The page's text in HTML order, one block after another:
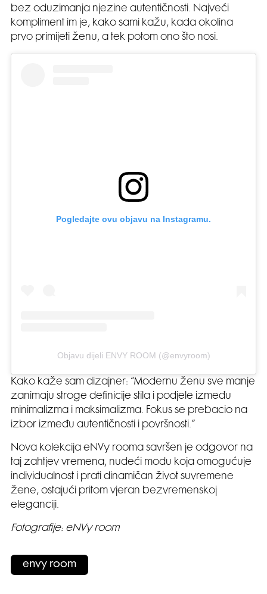
bez oduzimanja njezine autentičnosti. Najveći
kompliment im je, kako sami kažu, kada okolina
prvo primijeti ženu, a tek potom ono što nosi.
Pogledajte ovu objavu na Instagramu.
Objavu dijeli ENVY ROOM (@envyroom)
Kako kaže sam dizajner: “Modernu ženu sve manje
zanimaju stroge definicije stila i podjele između
minimalizma i maksimalizma. Fokus se prebacio na
izbor između autentičnosti i površnosti.”
Nova kolekcija eNVy rooma savršen je odgovor na
taj zahtjev vremena, nudeći modu koja omogućuje
individualnost i prati dinamičan život suvremene
žene, ostajući pritom vjeran bezvremenskoj
eleganciji.
Fotografije: eNVy room
envy room